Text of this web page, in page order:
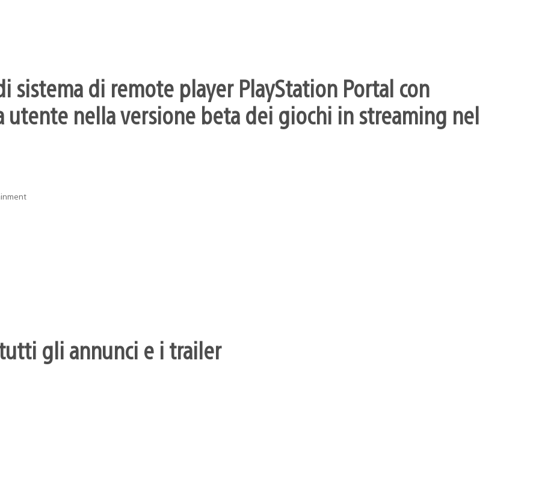
sistema di remote player PlayStation Portal con
nella versione beta dei giochi in streaming nel
gli annunci e i trailer